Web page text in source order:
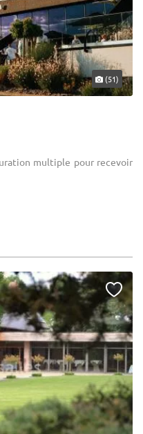
(51)
multiple pour recevoir